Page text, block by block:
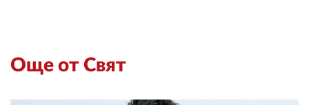
Още от Свят